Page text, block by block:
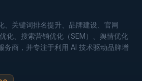
、关键词排名提升、品牌建设、官网
化、搜索营销优化（SEM）、舆情优化
务商，并专注于利用 AI 技术驱动品牌增